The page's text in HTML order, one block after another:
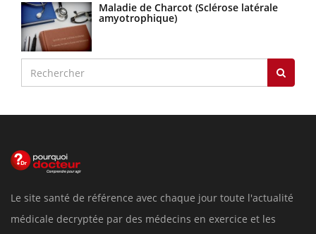
Maladie de Charcot (Sclérose latérale
amyotrophique)
Le site santé de référence avec chaque jour toute l'actualité
médicale decryptée par des médecins en exercice et les